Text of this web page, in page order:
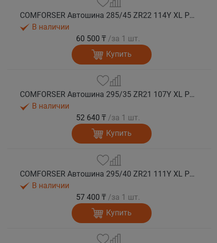
COMFORSER Автошина 285/45 ZR22 114Y XL PURESPEED лето
В наличии
60 500 ₸ /за 1 шт.
Купить
COMFORSER Автошина 295/35 ZR21 107Y XL PURESPEED лето
В наличии
52 640 ₸ /за 1 шт.
Купить
COMFORSER Автошина 295/40 ZR21 111Y XL PURESPEED лето
В наличии
57 400 ₸ /за 1 шт.
Купить